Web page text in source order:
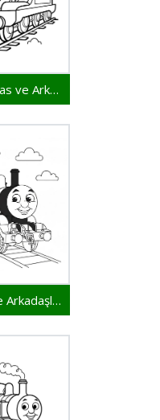
Hoş Thomas ve Arkadaşları
Thomas ve Arkadaşları 2 Yaş Çocuklar İçin